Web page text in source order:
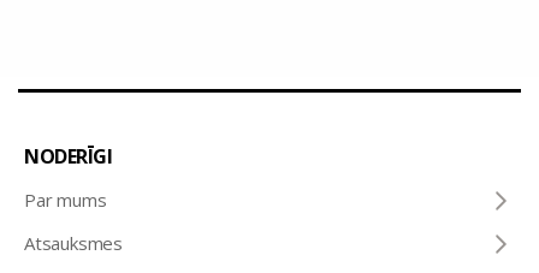
NODERĪGI
Par mums
Atsauksmes